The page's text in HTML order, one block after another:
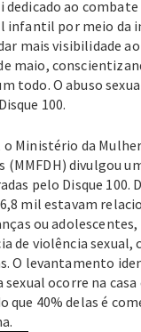
dedicado ao combate
infantil por meio da
mais visibilidade
maio,
todo. O abuso
100.
o Ministério da
(MMFDH) divulgou
pelo Disque 100.
mil estavam
ou adolescentes,
de violência sexual,
O levantamento
sexual ocorre na
que 40% delas é